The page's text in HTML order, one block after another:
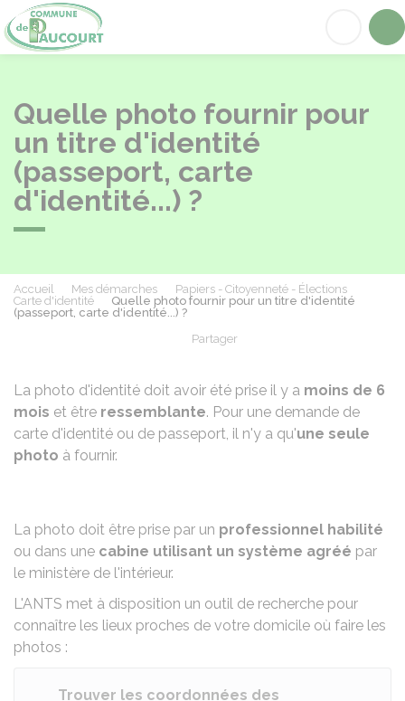
Quelle photo fournir pour
un titre d'identité
(passeport, carte
d'identité...) ?
Accueil Mes démarches
Papiers - Citoyenneté - Élections
Carte d'identité
Quelle photo fournir pour un titre d'identité
(passeport, carte d'identité...) ?
Partager
La photo d'identité doit avoir été prise il y a moins de 6
mois et être ressemblante. Pour une demande de
carte d'identité ou de passeport, il n'y a qu'une seule
photo à fournir.
La photo doit être prise par un professionnel habilité
ou dans une cabine utilisant un système agréé par
le ministère de l'intérieur.
L'ANTS met à disposition un outil de recherche pour
connaître les lieux proches de votre domicile où faire les
photos :
Trouver les coordonnées des